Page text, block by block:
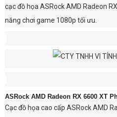
cạc đồ họa ASRock AMD Radeon
năng chơi game 1080p tối ưu.
ASRock AMD Radeon RX 6600 XT
Cạc đồ họa cao cấp ASRock AMD